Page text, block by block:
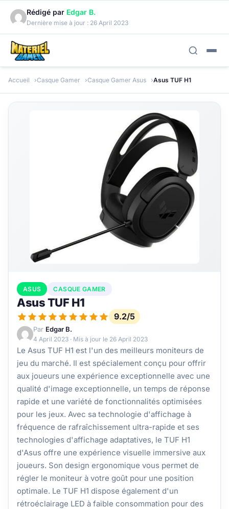
Rédigé par Edgar B.
Dernière mise à jour : 26 April 2023
Accueil Casque Gamer Casque Gamer Asus Asus TUF H1
ASUS CASQUE GAMER
Asus TUF H1
9.2/5
Par Edgar B.
4 April 2023 · Mis à jour le 26 April 2023
Le Asus TUF H1 est l'un des meilleurs moniteurs de
jeu du marché. Il est spécialement conçu pour offrir
aux joueurs une expérience exceptionnelle avec une
qualité d'image exceptionnelle, un temps de réponse
rapide et une variété de fonctionnalités optimisées
pour les jeux. Avec sa technologie d'affichage à
fréquence de rafraîchissement ultra-rapide et ses
technologies d'affichage adaptatives, le TUF H1
d'Asus offre une expérience visuelle immersive aux
joueurs. Son design ergonomique vous permet de
régler le moniteur à votre goût pour une position
optimale. Le TUF H1 dispose également d'un
rétroéclairage LED à faible consommation pour des